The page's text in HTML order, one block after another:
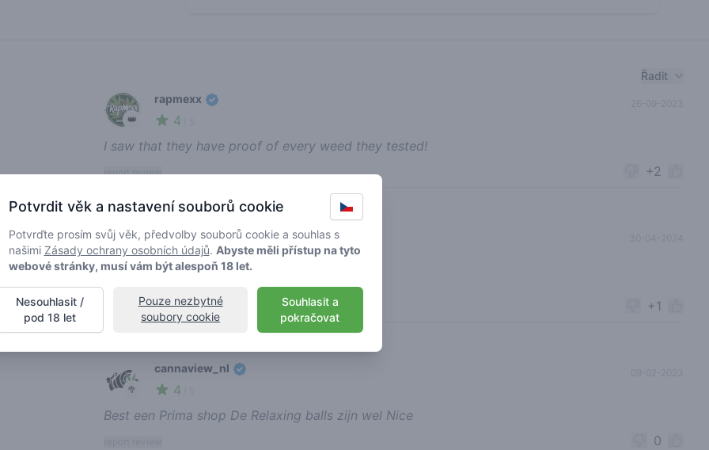
Řadit
👑
rapmexx
4
26-09-2023
I saw that they have proof of every weed they tested!
report review +2
🦖
norajoe
5/ 5
30-04-2024
report review +1
🥦
cannaview_nl
4
09-02-2023
Best een Prima shop De Relaxing balls zijn wel Nice
0
Potvrdit věk a nastavení souborů cookie
Potvrďte prosím svůj věk, předvolby souborů cookie a souhlas s
našimi Zásady ochrany osobních údajů. Abyste měli přístup na tyto
webové stránky, musí vám být alespoň 18 let.
Souhlasit a
pokračovat
Pouze nezbytné
soubory cookie
Nesouhlasit /
pod 18 let